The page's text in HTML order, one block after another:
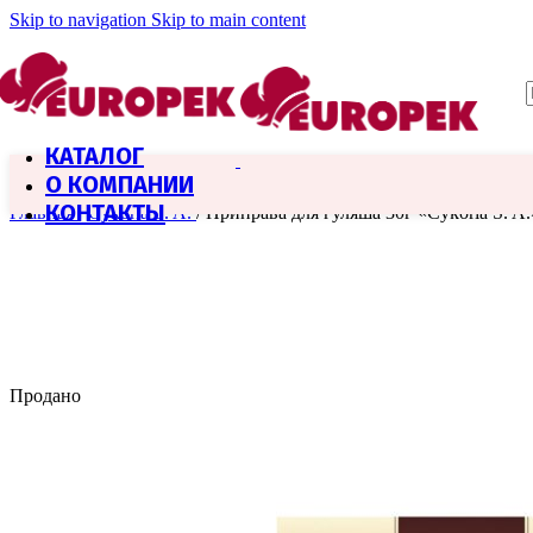
Skip to navigation Skip to main content
КАТАЛОГ
О КОМПАНИИ
КОНТАКТЫ
Главная / Cykoria S. A. / Приправа для гуляша 30г «Cykoria S.
Продано